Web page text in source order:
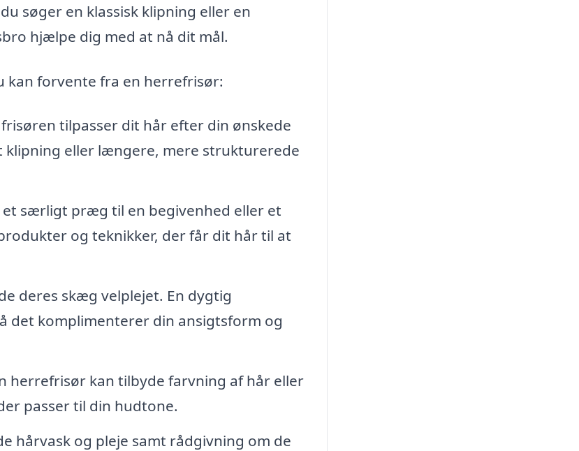
søger en klassisk klipning eller en
hjælpe dig med at nå dit mål.
kan forvente fra en herrefrisør:
tilpasser dit hår efter din ønskede
eller længere, mere strukturerede
særligt præg til en begivenhed eller et
og teknikker, der får dit hår til at
deres skæg velplejet. En dygtig
det komplimenterer din ansigtsform og
herrefrisør kan tilbyde farvning af hår eller
passer til din hudtone.
hårvask og pleje samt rådgivning om de